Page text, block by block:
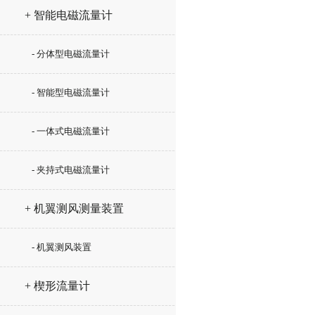
+ 智能电磁流量计
- 分体型电磁流量计
- 智能型电磁流量计
- 一体式电磁流量计
- 夹持式电磁流量计
+ 机翼测风测量装置
- 机翼测风装置
+ 楔形流量计